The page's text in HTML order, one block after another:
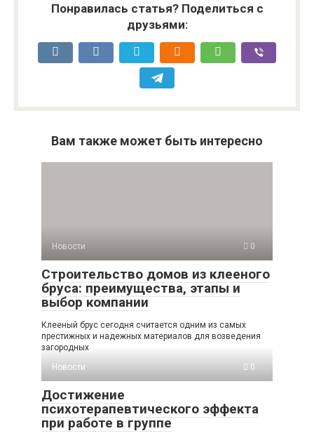
Понравилась статья? Поделиться с
друзьями:
Вам также может быть интересно
Новости 0
Строительство домов из клееного
бруса: преимущества, этапы и
выбор компании
Клееный брус сегодня считается одним из самых
престижных и надежных материалов для возведения
загородных
Новости
0
Достижение
психотерапевтического эффекта
при работе в группе